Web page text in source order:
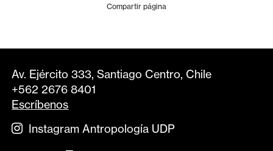
Compartir página
Av. Ejército 333, Santiago Centro, Chile
+562 2676 8401
Escríbenos
Instagram Antropología UDP